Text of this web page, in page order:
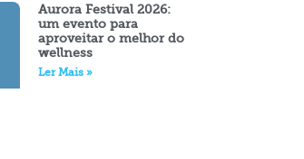
Aurora Festival 2026:
um evento para
aproveitar o melhor do
wellness
Ler Mais »